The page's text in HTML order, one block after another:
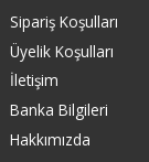
Sipariş Koşulları
Üyelik Koşulları
İletişim
Banka Bilgileri
Hakkımızda